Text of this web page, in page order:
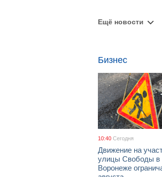
Ещё новости
Бизнес
10:40 Сегодня
Движение на
улицы Свободы в
Воронеже